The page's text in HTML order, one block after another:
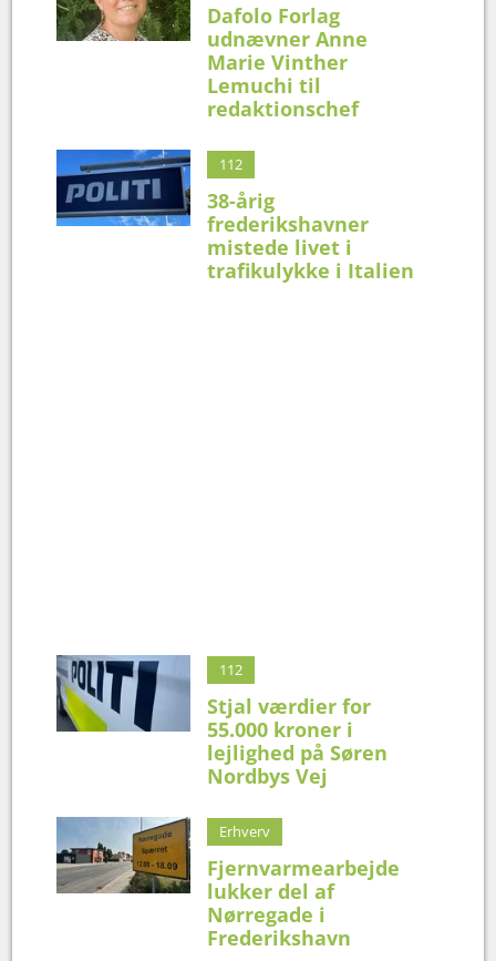
Dafolo Forlag
udnævner Anne
Marie Vinther
Lemuchi til
redaktionschef
112
38-årig
frederikshavner
mistede livet i
trafikulykke i Italien
112
Stjal værdier for
55.000 kroner i
lejlighed på Søren
Nordbys Vej
Erhverv
Fjernvarmearbejde
lukker del af
Nørregade i
Frederikshavn